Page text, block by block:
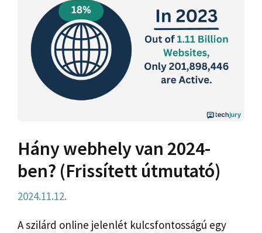
Hány webhely van 2024-
ben? (Frissített útmutató)
2024.11.12.
A szilárd online jelenlét kulcsfontosságú egy